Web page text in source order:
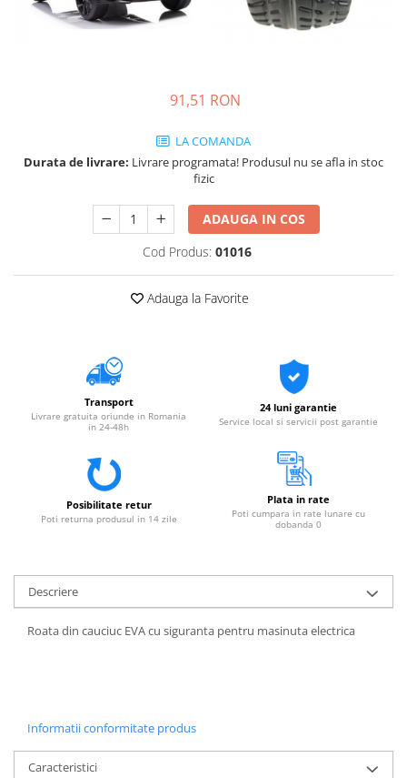
91,51 RON
LA COMANDA
Durata de livrare: Livrare programata! Produsul nu se afla in stoc
fizic
ADAUGA IN COS
Cod Produs: 01016
Adauga la Favorite
Transport
Livrare gratuita oriunde in Romania
in 24-48h
24 luni garantie
Service local si servicii post garantie
Posibilitate retur
Poti returna produsul in 14 zile
Plata in rate
Poti cumpara in rate lunare cu
dobanda 0
Descriere
Roata din cauciuc EVA cu siguranta pentru masinuta electrica
Informatii conformitate produs
Caracteristici